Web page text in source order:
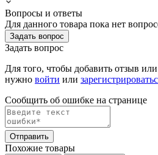
Вопросы и ответы
Для данного товара пока нет
Задать вопрос
Задать вопрос
Для того, чтобы добавить отзыв
нужно войти или
Сообщить об ошибке на страницe
Отправить
Похожие товары